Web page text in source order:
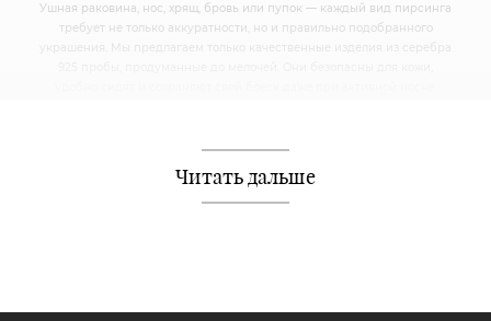
Ушная раковина, нос, хрящ, бровь или пупок — каждый вид пирсинга
требует не только аккуратности, но и правильно подобранного
Мы в MIESTILO уверены: даже самые смелые украшения могут быть
Читать дальше